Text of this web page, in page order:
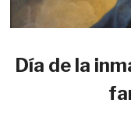
Día de la